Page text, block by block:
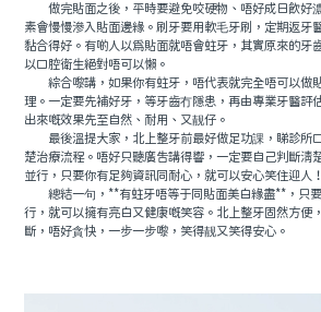
做完貼面之後，平時要避免咬硬物、唔好成日飲好
素會慢慢滲入貼面邊緣。刷牙要用軟毛牙刷，定期返牙
黏合得好。有啲人以爲貼面就唔會蛀牙，其實原來的牙
以口腔衛生絕對唔可以懶。
綜合嚟講，如果你有蛀牙，唔代表就完全唔可以做
理。一定要先補好牙，等牙齒冇隱患，再由專業牙醫評
出來嘅效果先至自然、耐用、又靓仔。
最後溫提大家，北上整牙前最好做足功課，睇診所
楚治療流程。唔好只聽廣告講得響，一定要自己判斷清
並行，只要你有足夠資訊同耐心，就可以安心笑住迎人！
總結一句，**有蛀牙唔等于同貼面美白緣盡**，只要
行，就可以擁有亮白又健康嘅笑容。北上整牙固然方便
斷，唔好貪快，一步一步嚟，笑得靓又笑得安心。